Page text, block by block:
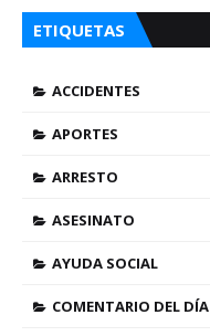
ETIQUETAS
ACCIDENTES
APORTES
ARRESTO
ASESINATO
AYUDA SOCIAL
COMENTARIO DEL DÍA